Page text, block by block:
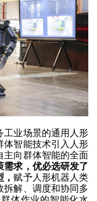
工业场景的通用人形
体智能技术引入人形
主向群体智能的全面
需求，优必选研发了
赋予人形机器人类
拆解、调度和协同多